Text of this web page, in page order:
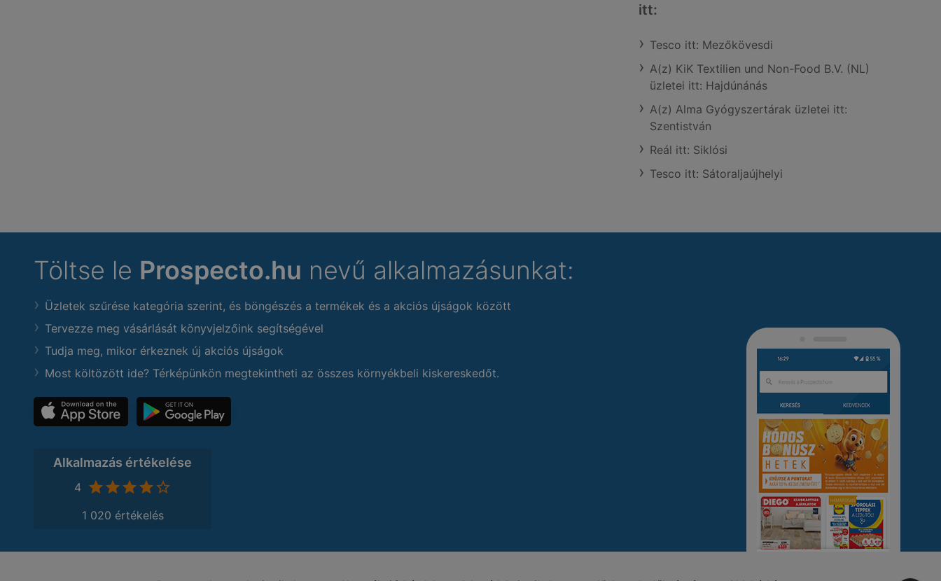
itt:
Tesco itt: Mezőkövesdi
A(z) KiK Textilien und Non-Food B.V. (NL)
üzletei itt: Hajdúnánás
A(z) Alma Gyógyszertárak üzletei itt:
Szentistván
Reál itt: Siklósi
Tesco itt: Sátoraljaújhelyi
Töltse le Prospecto.hu nevű alkalmazásunkat:
Üzletek szűrése kategória szerint, és böngészés a termékek és a akciós újságok között
Tervezze meg vásárlását könyvjelzőink segítségével
Tudja meg, mikor érkeznek új akciós újságok
Most költözött ide? Térképünkön megtekintheti az összes környékbeli kiskereskedőt.
Alkalmazás értékelése
4
1 020 értékelés